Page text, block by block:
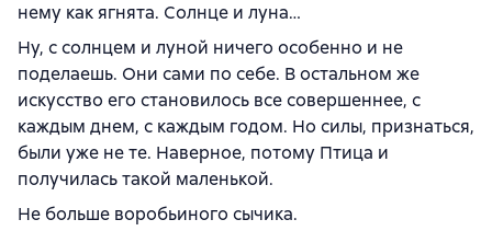
нему как ягнята. Солнце и луна…
Ну, с солнцем и луной ничего особенно и не
поделаешь. Они сами по себе. В остальном же
искусство его становилось все совершеннее, с
каждым днем, с каждым годом. Но силы, признаться,
были уже не те. Наверное, потому Птица и
получилась такой маленькой.
Не больше воробьиного сычика.